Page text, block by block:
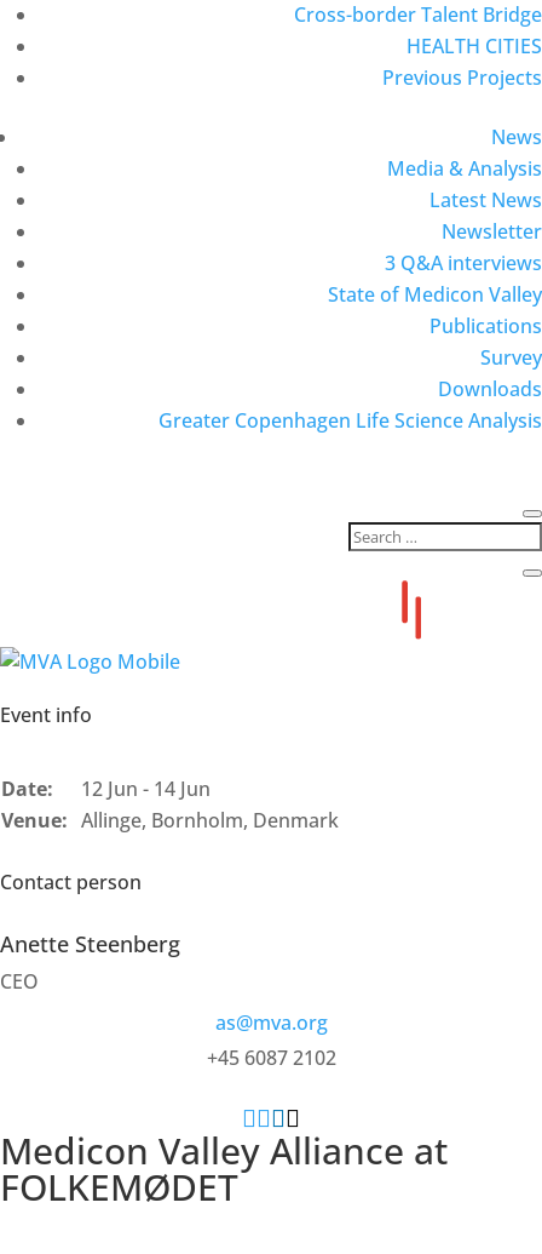
Cross-border Talent Bridge
HEALTH CITIES
Previous Projects
News
Media & Analysis
Latest News
Newsletter
3 Q&A interviews
State of Medicon Valley
Publications
Survey
Downloads
Greater Copenhagen Life Science Analysis
Event info
Date:
12 Jun - 14 Jun
Venue: Allinge, Bornholm, Denmark
Contact person
Anette Steenberg
CEO
as@mva.org
+45 6087 2102

Medicon Valley Alliance at
FOLKEMØDET